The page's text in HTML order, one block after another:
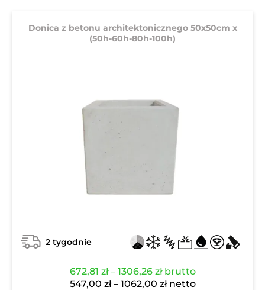
Donica z betonu architektonicznego 50x50cm x
(50h-60h-80h-100h)
2 tygodnie
672,81 zł – 1306,26 złZakres
cen:
brutto
547,00 zł – 1062,00 złZakres
netto